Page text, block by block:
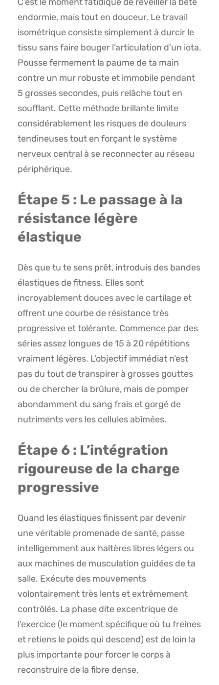
endormie, mais tout en douceur. Le travail
isométrique consiste simplement à durcir le
tissu sans faire bouger l’articulation d’un iota.
Pousse fermement la paume de ta main
contre un mur robuste et immobile pendant
5 grosses secondes, puis relâche tout en
soufflant. Cette méthode brillante limite
considérablement les risques de douleurs
tendineuses tout en forçant le système
nerveux central à se reconnecter au réseau
périphérique.
Étape 5 : Le passage à la
résistance légère
élastique
Dès que tu te sens prêt, introduis des bandes
élastiques de fitness. Elles sont
incroyablement douces avec le cartilage et
offrent une courbe de résistance très
progressive et tolérante. Commence par des
séries assez longues de 15 à 20 répétitions
vraiment légères. L’objectif immédiat n’est
pas du tout de transpirer à grosses gouttes
ou de chercher la brûlure, mais de pomper
abondamment du sang frais et gorgé de
nutriments vers les cellules abîmées.
Étape 6 : L’intégration
rigoureuse de la charge
progressive
Quand les élastiques finissent par devenir
une véritable promenade de santé, passe
intelligemment aux haltères libres légers ou
aux machines de musculation guidées de ta
salle. Exécute des mouvements
volontairement très lents et extrêmement
contrôlés. La phase dite excentrique de
l’exercice (le moment spécifique où tu freines
et retiens le poids qui descend) est de loin la
plus importante pour forcer le corps à
reconstruire de la fibre dense.